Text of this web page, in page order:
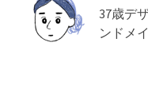
37歳デ
ンドメ